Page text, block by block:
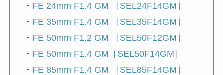
・ FE 24mm F1.4 GM ［SEL24F14GM］
・ FE 35mm F1.4 GM ［SEL35F14GM］
・ FE 50mm F1.2 GM ［SEL50F12GM］
・ FE 50mm F1.4 GM［SEL50F14GM］
・ FE 85mm F1.4 GM ［SEL85F14GM］